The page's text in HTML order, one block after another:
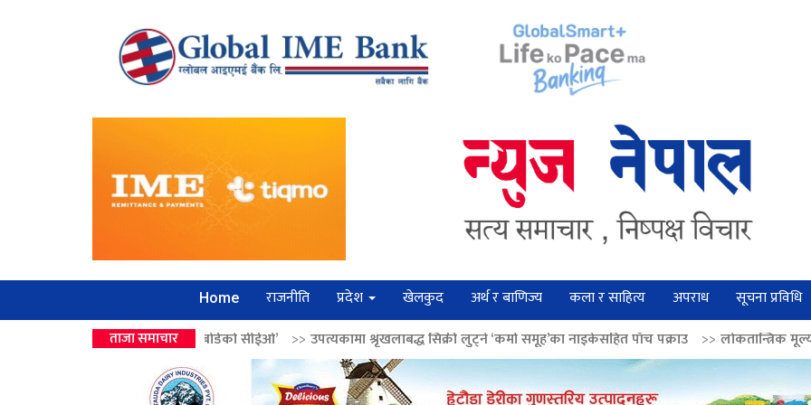
Home राजनीति प्रदेश खेलकुद अर्थ र बाणिज्य कला र साहित्य अपराध सूचना प्रविधि
ताजा समाचार
‘लगानी बोर्डको सीईओ’ उपत्यकामा श्रृंखलाबद्ध सिक्री लुट्ने ‘कर्मा समूह’का नाइकेसहित पाँच पक्राउ >>लोकतान्त्रिक मूल्य सुदृढ बनाउन अग्रज